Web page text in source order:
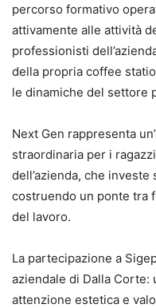
percorso formativo
attivamente alle attività
professionisti
della propria coffee
le dinamiche del settore
Next Gen rappresenta
straordinaria per i
dell’azienda, che
costruendo un ponte tra
del lavoro.
La partecipazione a
aziendale di Dalla
attenzione estetica e